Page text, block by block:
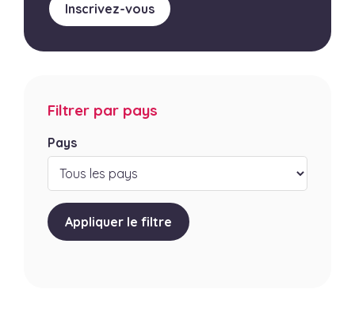
Inscrivez-vous
Filtrer par pays
Pays
Appliquer le filtre